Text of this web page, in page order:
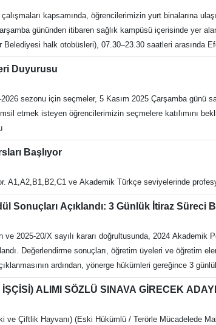
neden olacaktır. Evrak tesliminin 07 Kasım 2025
durumu uygun olmayanların işlemi yapılmayacaktır.
tamamlandıktan sonra oluşan kontenjan açıkları
öğrenci işlerine teslim edeceklerdir. İstenilen Belgeler: 1. Güncel Öğrenci Belgesi (e-devlet)
numarası yazılacaktır.) 3. Adli Sicil Kaydı Belgesi (Son
kapsamında, öğrencilerimizin yurt binalarına
gününden itibaren sağlık kampüsü içerisinde yer
halk otobüsleri), 07.30–23.30 saatleri arasında
Kampüs yaşamının daha düzenli,
ortamı oluşturma çalışmalarını kararlılıkla sürdürmektedir.
Duyurusu
sezonu için seçmeler, 5 Kasım 2025 Çarşamba günü
etmek isteyen öğrencilerimizin seçmelere katılımını
Başlıyor
A1,A2,B1,B2,C1 ve Akademik Türkçe seviyelerinde
Sonuçları Açıklandı: 3 Günlük İtiraz Süreci
2025-20/X sayılı kararı doğrultusunda, 2024 Akademik
Değerlendirme sonuçları, öğretim üyeleri ve öğretim
ardından, yönerge hükümleri gereğince 3
ALIMI SÖZLÜ SINAVA GİRECEK
Çiftlik Hayvanı) (Eski Hükümlü / Terörle Mücadelede